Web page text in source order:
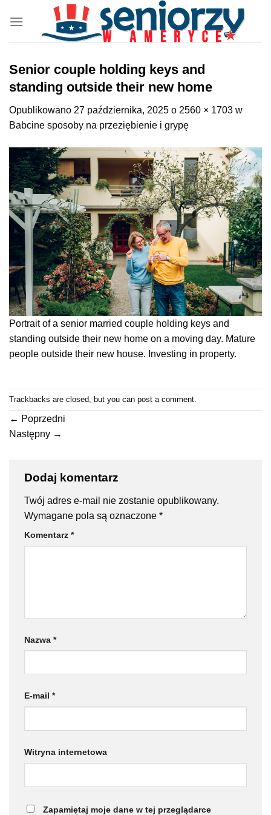
zawartości
Senior couple holding keys and
standing outside their new home
Opublikowano 27 października, 2025 o 2560 × 1703 w
Babcine sposoby na przeziębienie i grypę
Portrait of a senior married couple holding keys and
standing outside their new home on a moving day. Mature
people outside their new house. Investing in property.
Trackbacks are closed, but you can post a comment
← Poprzedni
Następny →
Dodaj komentarz
Twój adres e-mail nie zostanie opublikowany.
Wymagane pola są oznaczone *
Komentarz *
Nazwa *
E-mail *
Witryna internetowa
Zapamiętaj moje dane w tej przeglądarce